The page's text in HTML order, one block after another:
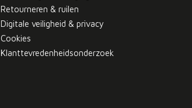
Retourneren & ruilen
Digitale veiligheid & privacy
Cookies
Klanttevredenheidsonderzoek